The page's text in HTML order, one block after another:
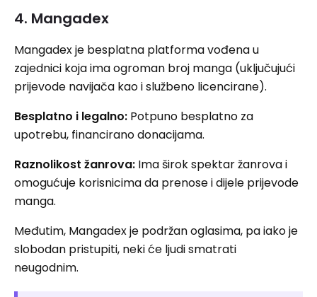
4. Mangadex
Mangadex je besplatna platforma vođena u
zajednici koja ima ogroman broj manga (uključujući
prijevode navijača kao i službeno licencirane).
Besplatno i legalno: Potpuno besplatno za
upotrebu, financirano donacijama.
Raznolikost žanrova: Ima širok spektar žanrova i
omogućuje korisnicima da prenose i dijele prijevode
manga.
Međutim, Mangadex je podržan oglasima, pa iako je
slobodan pristupiti, neki će ljudi smatrati
neugodnim.